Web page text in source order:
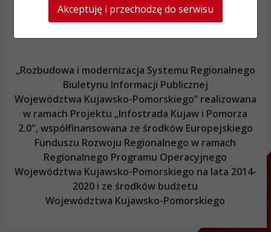
„Rozbudowa i modernizacja Systemu Regionalnego
Biuletynu Informacji Publicznej
Województwa Kujawsko-Pomorskiego” realizowana
w ramach Projektu „Infostrada Kujaw i Pomorza
2.0", współfinansowana ze środków Europejskiego
Funduszu Rozwoju Regionalnego w ramach
Regionalnego Programu Operacyjnego
Województwa Kujawsko-Pomorskiego na lata 2014-
2020 i ze środków budżetu
Województwa Kujawsko-Pomorskiego
Akceptuję i przechodzę do serwisu